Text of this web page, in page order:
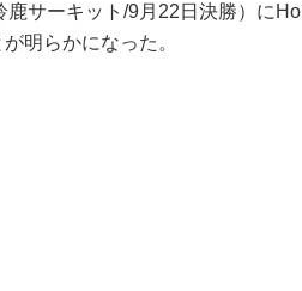
サーキット/9月22日決勝）に
明らかになった。